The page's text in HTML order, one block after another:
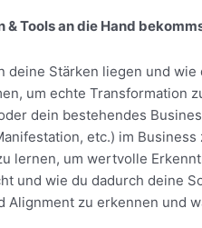
Tools an die Hand
Stärken liegen und
um echte Transformation
dein bestehendes
etc.) im
lernen, um wertvolle
und wie du dadurch deine
zu erkennen und